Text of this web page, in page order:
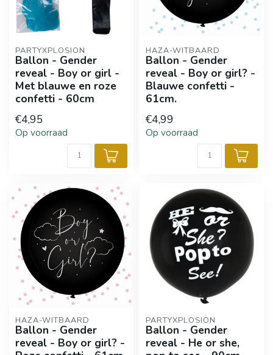
PARTYXPLOSION
Ballon - Gender
reveal - Boy or girl -
Met blauwe en roze
confetti - 60cm
€4,95
Op voorraad
HAZA-WITBAARD
Ballon - Gender
reveal - Boy or girl? -
Blauwe confetti -
61cm.
€4,99
Op voorraad
HAZA-WITBAARD
Ballon - Gender
reveal - Boy or girl? -
PARTYXPLOSION
Ballon - Gender
reveal - He or she,